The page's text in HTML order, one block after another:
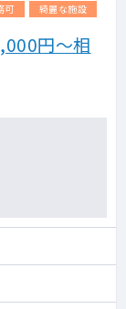
可 綺麗な施設
円～相